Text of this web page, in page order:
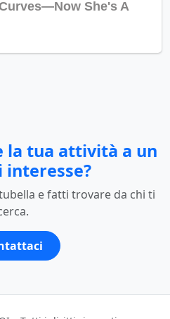
la tua attività a un
interesse?
e fatti trovare da chi ti